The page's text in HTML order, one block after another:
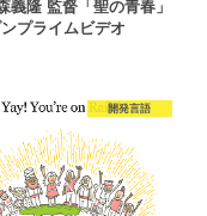
義隆 監督「聖の青春」
プライムビデオ
開発言語